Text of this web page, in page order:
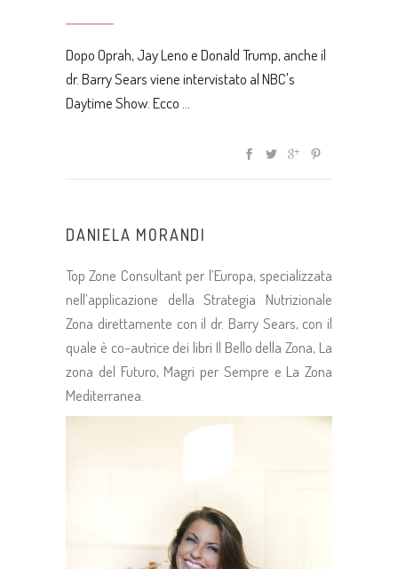
Dopo Oprah, Jay Leno e Donald Trump, anche il
dr. Barry Sears viene intervistato al NBC's
Daytime Show. Ecco
DANIELA MORANDI
Top Zone Consultant per l’Europa, specializzata
nell’applicazione della Strategia Nutrizionale
Zona direttamente con il dr. Barry Sears, con il
quale è co-autrice dei libri Il Bello della Zona, La
zona del Futuro, Magri per Sempre e La Zona
Mediterranea.